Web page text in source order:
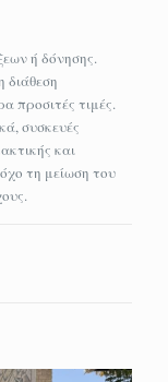
ή δόνησης.
προσιτές τιμές.
συσκευές
και
τη μείωση του